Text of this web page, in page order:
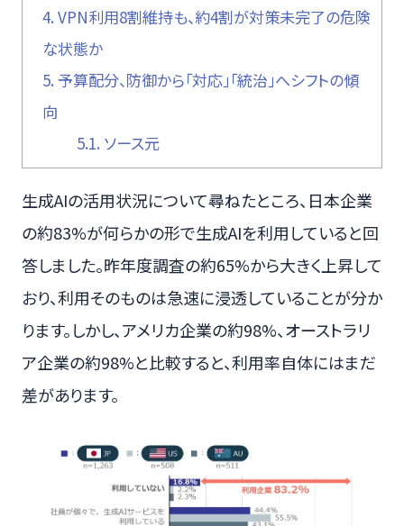
4. VPN利用8割維持も、約4割が対策未完了の危険
な状態か
5. 予算配分、防御から「対応」「統治」へシフトの傾
向
5.1. ソース元
生成AIの活用状況について尋ねたところ、日本企業
の約83%が何らかの形で生成AIを利用していると回
答しました。昨年度調査の約65%から大きく上昇して
おり、利用そのものは急速に浸透していることが分か
ります。しかし、アメリカ企業の約98%、オーストラリ
ア企業の約98%と比較すると、利用率自体にはまだ
差があります。